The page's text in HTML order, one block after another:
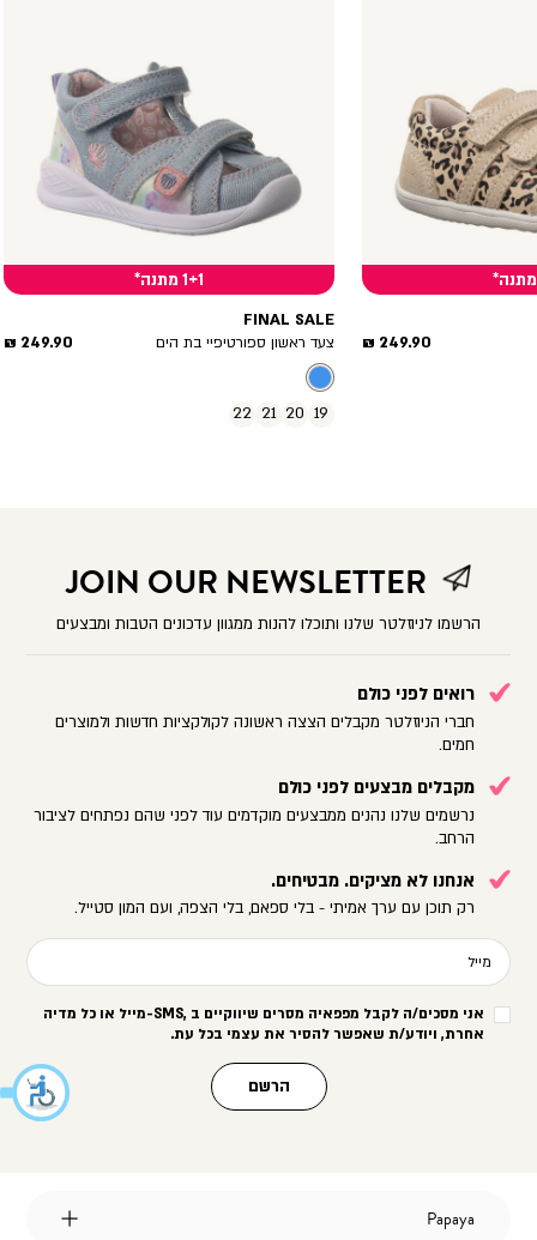
מחיר
249.90 ₪
1+1 מתנה*
FINAL SALE
צעד ראשון ספורטיפיי בת הים
מחיר
249.90 ₪
19
20
21
22
JOIN OUR NEWSLETTER
הרשמו לניוזלטר שלנו ותוכלו להנות ממגוון עדכונים הטבות ומבצעים
רואים לפני כולם
חברי הניוזלטר מקבלים הצצה ראשונה לקולקציות חדשות ולמוצרים
חמים.
מקבלים מבצעים לפני כולם
נרשמים שלנו נהנים ממבצעים מוקדמים עוד לפני שהם נפתחים לציבור
הרחב.
אנחנו לא מציקים. מבטיחים.
רק תוכן עם ערך אמיתי - בלי ספאם, בלי הצפה, ועם המון סטייל.
מייל
אני מסכים/ה לקבל מפפאיה מסרים שיווקיים ב -SMS,מייל או כל מדיה
אחרת, ויודע/ת שאפשר להסיר את עצמי בכל עת.
הרשם
Papaya
Papaya